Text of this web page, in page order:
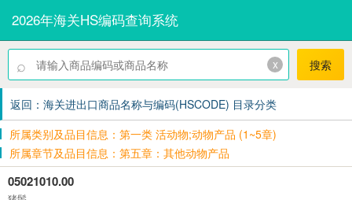
2026年海关HS编码查询系统
⌕ x 搜索
返回：海关进出口商品名称与编码(HSCODE) 目录分类
所属类别及品目信息：第一类 活动物;动物产品 (1~5章)
所属章节及品目信息：第五章：其他动物产品
05021010.00